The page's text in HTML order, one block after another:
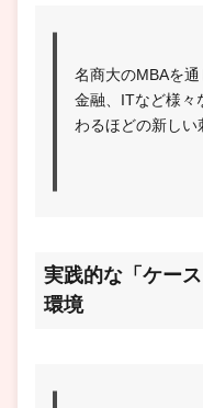
名商大のMBAを
金融、ITなど様々
わるほどの新しい
実践的な「ケー
環境